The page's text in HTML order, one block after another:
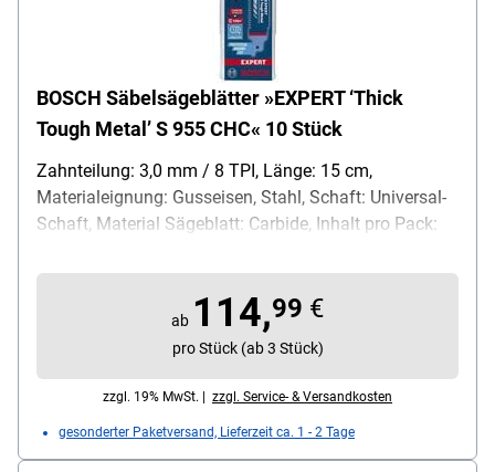
BOSCH Säbelsägeblätter »EXPERT ‘Thick
Tough Metal’ S 955 CHC« 10 Stück
Zahnteilung: 3,0 mm / 8 TPI, Länge: 15 cm,
Materialeignung: Gusseisen, Stahl, Schaft: Universal-
Schaft, Material Sägeblatt: Carbide, Inhalt pro Pack:
ab 114,99 €
pro Stück (ab 3 Stück)
zzgl. 19% MwSt. | zzgl. Service- & Versandkosten
gesonderter Paketversand, Lieferzeit ca. 1 - 2 Tage